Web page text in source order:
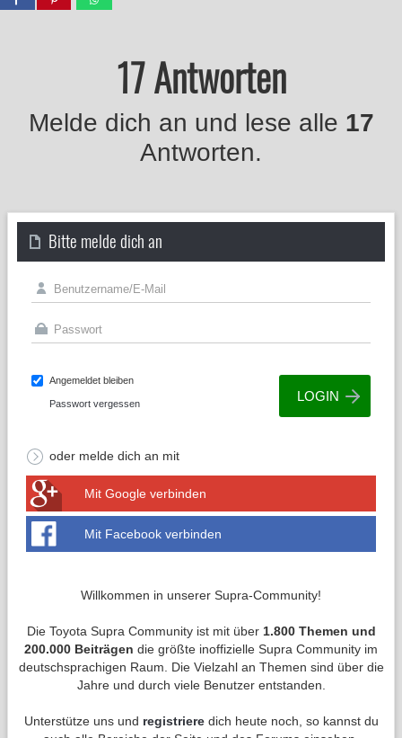
17 Antworten
Melde dich an und lese alle 17
Antworten.
Bitte melde dich an
Angemeldet bleiben
Passwort vergessen
oder melde dich an mit
Mit Google verbinden
Mit Facebook verbinden
Willkommen in unserer Supra-Community!
Die Toyota Supra Community ist mit über 1.800 Themen und
200.000 Beiträgen die größte inoffizielle Supra Community im
deutschsprachigen Raum. Die Vielzahl an Themen sind über die
Jahre und durch viele Benutzer entstanden.
Unterstütze uns und registrieredich heute noch, so kannst du